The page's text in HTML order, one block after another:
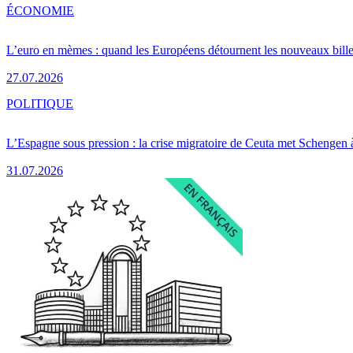
L’euro en mèmes : quand les Européens détournent les nouveaux
27.07.2026
ÉCONOMIE
L’Espagne sous pression : la crise migratoire de Ceuta met Schengen
31.07.2026
POLITIQUE